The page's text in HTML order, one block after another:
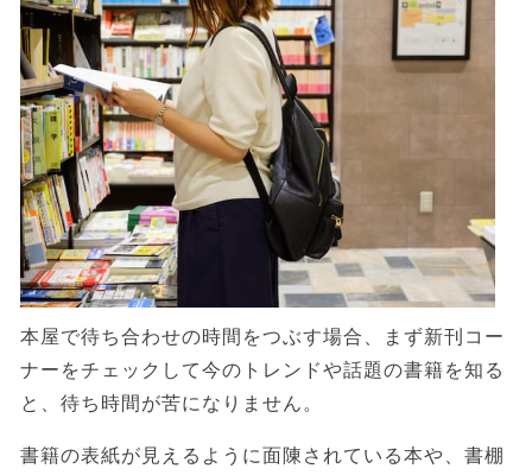
本屋で待ち合わせの時間をつぶす場合、まず新刊コー
ナーをチェックして今のトレンドや話題の書籍を知る
と、待ち時間が苦になりません。
書籍の表紙が見えるように面陳されている本や、書棚